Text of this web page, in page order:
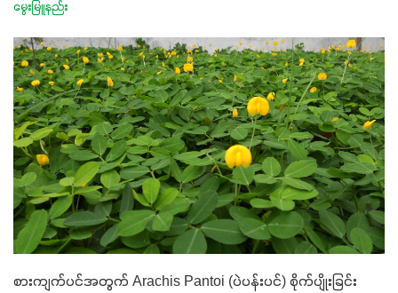
မွေးမြူနည်း
စားကျက်ပင်အတွက် Arachis Pantoi (ပဲပန်းပင်) စိုက်ပျိုးခြင်း